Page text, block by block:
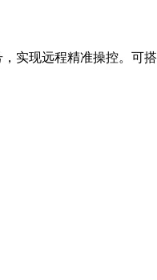
实现远程精准操控。可